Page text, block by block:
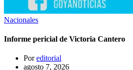
Nacionales
Informe pericial de Victoria Cantero
Poreditorial
agosto 7, 2026